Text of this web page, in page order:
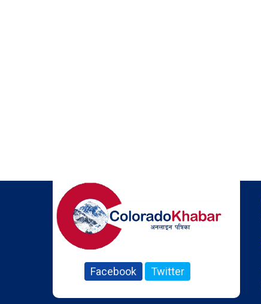
Facebook Twitter